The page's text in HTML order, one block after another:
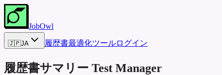
JobOwl
🇯🇵JA 履歴書最適化ツールログイン
履歴書サマリー Test Manager